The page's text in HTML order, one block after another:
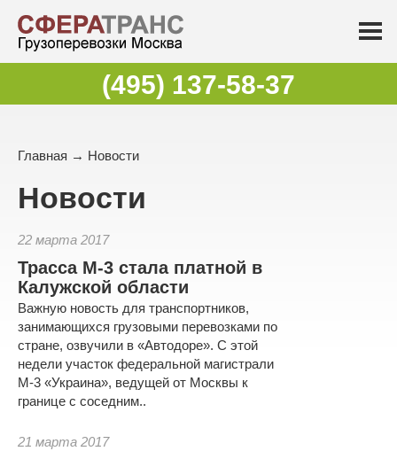
(495) 137-58-37
Главная → Новости
Новости
22 марта 2017
Трасса М-3 стала платной в
Калужской области
Важную новость для транспортников,
занимающихся грузовыми перевозками по
стране, озвучили в «Автодоре». С этой
недели участок федеральной магистрали
М-3 «Украина», ведущей от Москвы к
границе с соседним..
21 марта 2017